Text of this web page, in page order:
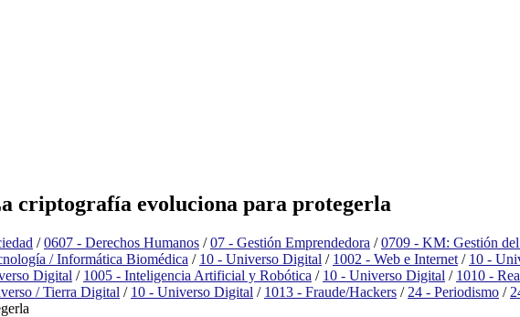
criptografía evoluciona para protegerla
/ 0607 - Derechos Humanos / 07 - Gestión Emprendedora / 0709 - KM: Gestión
/ Informática Biomédica / 10 - Universo Digital / 1002 - Web e Internet / 10 -
Digital / 1005 - Inteligencia Artificial y Robótica / 10 - Universo Digital / 1010 -
/ Tierra Digital / 10 - Universo Digital / 1013 - Fraude/Hackers / 24 - Periodismo /